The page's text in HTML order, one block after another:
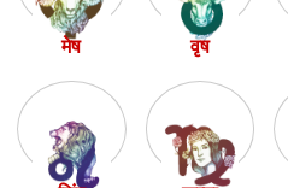
मेष वृष